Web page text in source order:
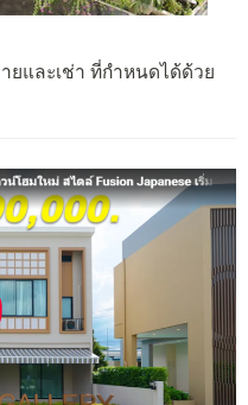
และเช่า ที่กำหนดได้ด้วย